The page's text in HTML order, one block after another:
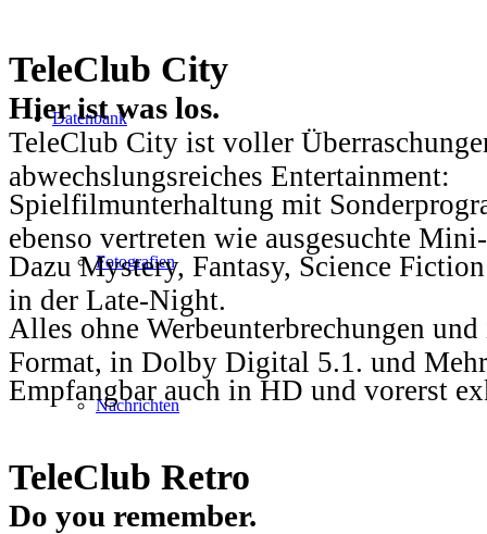
Datenbank
Fotografien
Nachrichten
TeleClub City
Hier ist was los.
TeleClub City ist voller
abwechslungsreiches Entertainment:
Spielfilmunterhaltung mit
ebenso vertreten wie ausgesuchte
Dazu Mystery, Fantasy, Science
in der Late-Night.
Alles ohne Werbeunterbrechungen
Format, in Dolby Digital 5.1. und
Empfangbar auch in HD und vorerst
TeleClub Retro
Do you remember.